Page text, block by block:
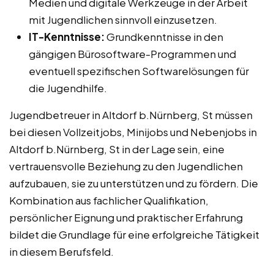
mit Jugendlichen sinnvoll einzusetzen.
IT-Kenntnisse:Grundkenntnisse in den
gängigen Bürosoftware-Programmen und
eventuell spezifischen Softwarelösungen für
die Jugendhilfe.
Jugendbetreuer in Altdorf b.Nürnberg, St müssen
bei diesen Vollzeitjobs, Minijobs und Nebenjobs in
Altdorf b.Nürnberg, St in der Lage sein, eine
vertrauensvolle Beziehung zu den Jugendlichen
aufzubauen, sie zu unterstützen und zu fördern. Die
Kombination aus fachlicher Qualifikation,
persönlicher Eignung und praktischer Erfahrung
bildet die Grundlage für eine erfolgreiche Tätigkeit
in diesem Berufsfeld.